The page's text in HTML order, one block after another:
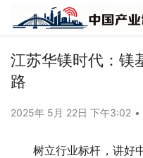
江苏华镁时代：镁
路
2025年 5月 22日 下午3:02 •
树立行业标杆，讲好